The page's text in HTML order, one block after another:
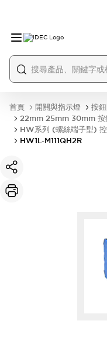
首頁 開關與指示燈
按
22mm 25mm 30mm 按
HW系列 (螺絲端子型)
HW1L-M111QH2R